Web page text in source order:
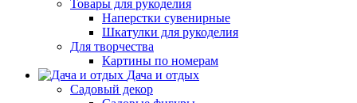
Товары для рукоделия
Наперстки сувенирные
Шкатулки для рукоделия
Для творчества
Картины по номерам
Дача и отдых
Садовый декор